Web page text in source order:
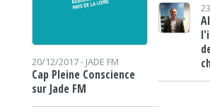
20/12/2017 - JADE FM
Cap Pleine Conscience
sur Jade FM